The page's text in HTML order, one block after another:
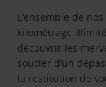
L’ensemble de
kilométrage
découvrir les
soucier d’un
la restitution de